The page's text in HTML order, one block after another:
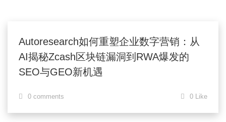
Autoresearch如何重塑企业数字营销：从
AI揭秘Zcash区块链漏洞到RWA爆发的
SEO与GEO新机遇
0 comments 0 Like